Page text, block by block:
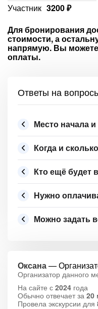
Участник 3200 ₽
Для бронирования
стоимости, а
напрямую. Вы можете
оплаты.
Ответы на
Место начала
Когда и
Кто ещё будет
Нужно
Можно задать
Оксана—
Организатор данного
На сайте с 2024 года
Обычно отвечает за 20
Провела экскурсии для